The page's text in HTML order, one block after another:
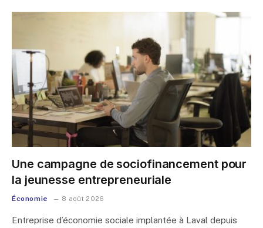
Une campagne de sociofinancement pour
la jeunesse entrepreneuriale
Économie 8 août 2026
Entreprise d’économie sociale implantée à Laval depuis